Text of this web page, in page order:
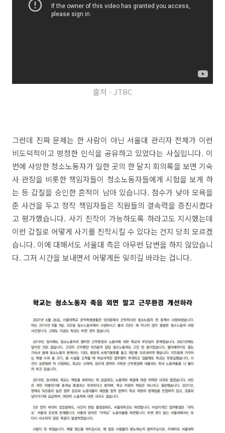
출처 - JTBC
그런데 진짜 문제는 한 사람이 아닌 서울대 관리자 전체가 이런
비도덕적이고 멍청한 인식을 공유하고 있었다는 사실입니다. 이
번에 사망한 청소노동자가 일한 곳의 한 달치 회의록을 보면 기숙
사 관장을 비롯한 책임자들이 청소노동자들에게 시험을 보게 하
는 등 갑질을 승인한 흔적이 남아 있습니다. 점수가 낮아 모욕을
준 사건을 두고 정작 책임자들은 직원들의 결속력을 증진시켰다
고 평가했습니다. 사기 진작이 가능하도록 하라고도 지시했는데
이런 갑질로 어떻게 사기를 진작시킬 수 있다는 건지 당최 모르겠
습니다. 이에 대해서도 서울대 측은 아무런 답변을 하지 않았습니
다. 그저 시간을 보내면서 어떻게든 잊히길 바라는 겁니다.